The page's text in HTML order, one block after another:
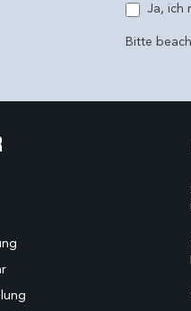
Ja, ich
Bitte